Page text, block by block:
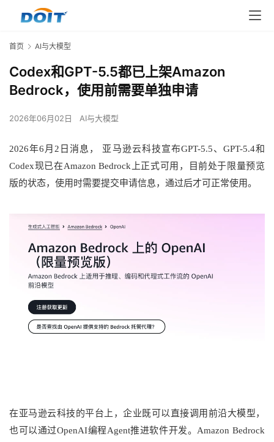
首页 AI与大模型
Codex和GPT-5.5都已上架Amazon
Bedrock，使用前需要单独申请
2026年06月02日 AI与大模型
2026年6月2日消息， 亚马逊云科技宣布GPT-5.5、GPT-5.4和
Codex现已在Amazon Bedrock上正式可用，目前处于限量预览
版的状态，使用时需要提交申请信息，通过后才可正常使用。
在亚马逊云科技的平台上，企业既可以直接调用前沿大模型，
也可以通过OpenAI编程Agent推进软件开发。Amazon Bedrock